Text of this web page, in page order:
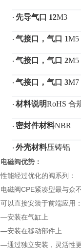
· 先导气口 12M3
· 气接口，气口 1M5
· 气接口，气口 2M5
· 气接口，气口 3M7
· 材料说明RoHS 合
· 密封件材料NBR
· 外壳材料压铸铝
电磁阀优势：
性能经过优化的阀系列：
电磁阀CPE紧凑型最与众
可以直接安装于前端应用：
—安装在气缸上
—安装在移动部件上
—通过独立安装，灵活性